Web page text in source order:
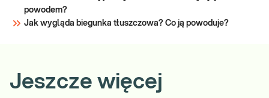
powodem?
Jak wygląda biegunka tłuszczowa? Co ją powoduje?
Jeszcze więcej